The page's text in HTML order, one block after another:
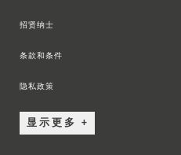
招贤纳士
条款和条件
隐私政策
显示更多